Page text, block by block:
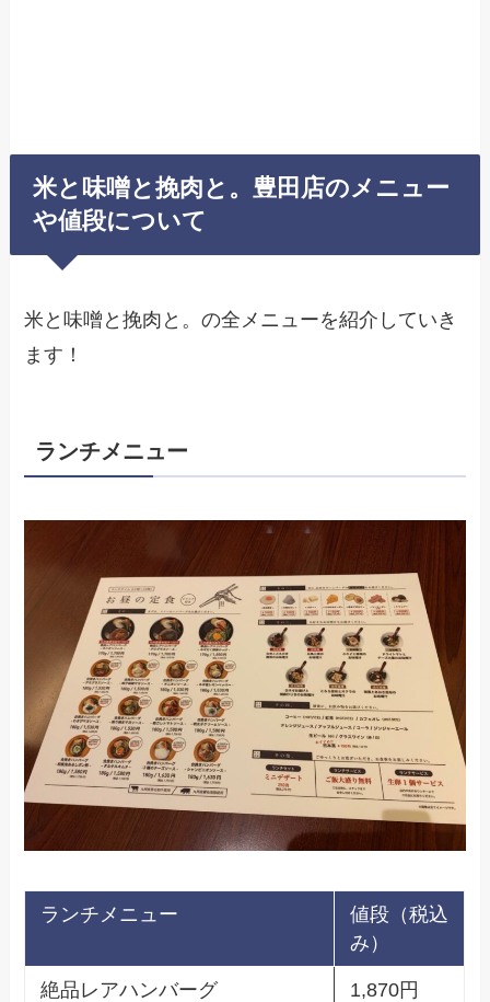
米と味噌と挽肉と。豊田店のメニュー
や値段について
米と味噌と挽肉と。の全メニューを紹介していき
ます！
ランチメニュー
ランチメニュー
値段（税込
み）
絶品レアハンバーグ
1,870円